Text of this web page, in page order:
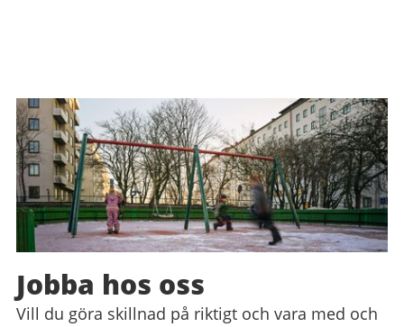
Jobba hos oss
Vill du göra skillnad på riktigt och vara med och